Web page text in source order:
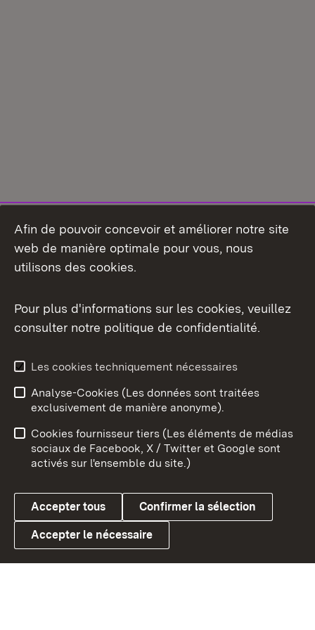
Aperçu des thèmes
Link zum Landesportal
Conseils d'utilisation
Confidentialité
Cookies
Afin de pouvoir concevoir et améliorer notre site
web de manière optimale pour vous, nous
utilisons des cookies.
Pour plus d'informations sur les cookies, veuillez
consulter notre politique de confidentialité.
Les cookies techniquement nécessaires
Analyse-Cookies (Les données sont traitées
exclusivement de manière anonyme).
Cookies fournisseur tiers (Les éléments de médias
sociaux de Facebook, X / Twitter et Google sont
activés sur l'ensemble du site.)
Accepter tous Confirmer la sélection
Accepter le nécessaire